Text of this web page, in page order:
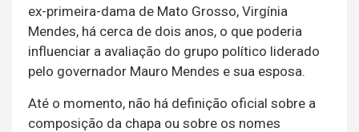
ex-primeira-dama de Mato Grosso, Virgínia
Mendes, há cerca de dois anos, o que poderia
influenciar a avaliação do grupo político liderado
pelo governador Mauro Mendes e sua esposa.
Até o momento, não há definição oficial sobre a
composição da chapa ou sobre os nomes